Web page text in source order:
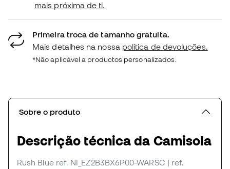
mais próxima de ti.
Primeira troca de tamanho gratuita.
Mais detalhes na nossa política de devoluções.
*Não aplicável a productos personalizados.
Sobre o produto
Descrição técnica da Camisola
Rush Blue ref. NI_EZ2B3BX6P00-WARSC | ref.